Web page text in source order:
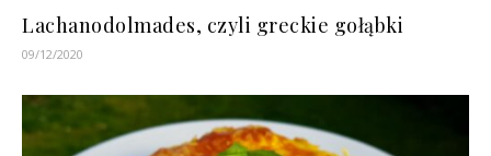
Lachanodolmades, czyli greckie gołąbki
09/12/2020